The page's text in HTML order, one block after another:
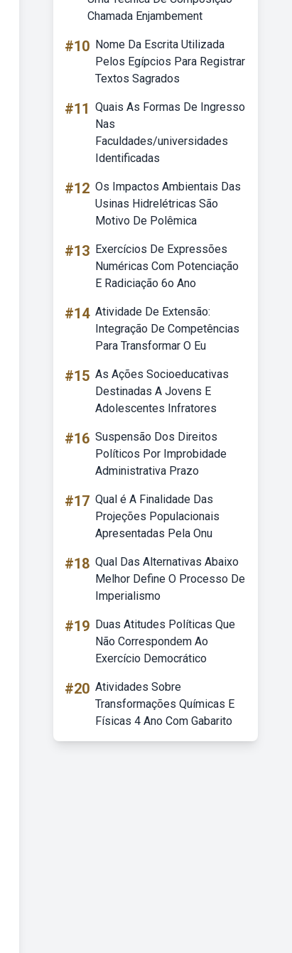
Chamada Enjambement
#10 Nome Da Escrita Utilizada
Pelos Egípcios Para Registrar
Textos Sagrados
#11 Quais As Formas De Ingresso
Nas
Faculdades/universidades
Identificadas
#12 Os Impactos Ambientais Das
Usinas Hidrelétricas São
Motivo De Polêmica
#13 Exercícios De Expressões
Numéricas Com Potenciação
E Radiciação 6o Ano
#14 Atividade De Extensão:
Integração De Competências
Para Transformar O Eu
#15 As Ações Socioeducativas
Destinadas A Jovens E
Adolescentes Infratores
#16 Suspensão Dos Direitos
Políticos Por Improbidade
Administrativa Prazo
#17 Qual é A Finalidade Das
Projeções Populacionais
Apresentadas Pela Onu
#18 Qual Das Alternativas Abaixo
Melhor Define O Processo De
Imperialismo
#19 Duas Atitudes Políticas Que
Não Correspondem Ao
Exercício Democrático
#20 Atividades Sobre
Transformações Químicas E
Físicas 4 Ano Com Gabarito